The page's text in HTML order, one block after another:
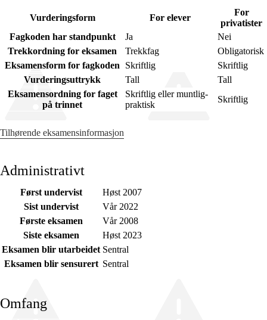
Vurderingsform For elever
For
privatister
Fagkoden har standpunkt
Ja
Nei
Trekkordning for eksamen
Trekkfag
Obligatorisk
Eksamensform for fagkoden
Skriftlig
Skriftlig
Vurderingsuttrykk
Tall
Tall
Eksamensordning for faget
på trinnet
Skriftlig eller muntlig-
praktisk
Skriftlig
Tilhørende eksamensinformasjon
Administrativt
Først undervist
Høst 2007
Sist undervist
Vår 2022
Første eksamen
Vår 2008
Siste eksamen
Høst 2023
Eksamen blir utarbeidet Sentral
Eksamen blir sensurert Sentral
Omfang